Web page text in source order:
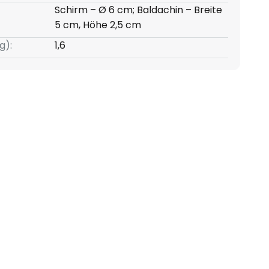
Schirm – Ø 6 cm; Baldachin – Breite
5 cm, Höhe 2,5 cm
1,6